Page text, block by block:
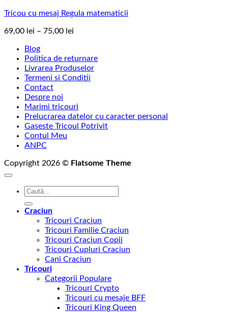
Tricou cu mesaj Regula matematicii
69,00 lei – 75,00 lei
69,00 lei
până
la
Blog
Politica de returnare
Livrarea Produselor
Termeni si Conditii
Contact
Despre noi
Marimi tricouri
Prelucrarea datelor cu caracter personal
Gaseste Tricoul Potrivit
Contul Meu
ANPC
Copyright 2026 © Flatsome Theme
Caută
Craciun
Tricouri Craciun
Tricouri Familie Craciun
Tricouri Craciun Copii
Tricouri Cupluri Craciun
Cani Craciun
Tricouri
Categorii Populare
Tricouri Crypto
Tricouri cu mesaje BFF
Tricouri King Queen